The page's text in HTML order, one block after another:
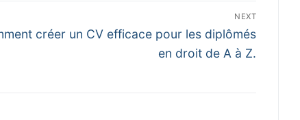
NEXT
créer un CV efficace pour les diplômés
en droit de A à Z.